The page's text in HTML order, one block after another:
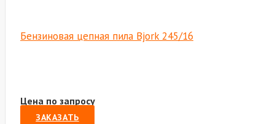
Бензиновая цепная пила Bjork 245/16
Цена по запросу
ЗАКАЗАТЬ